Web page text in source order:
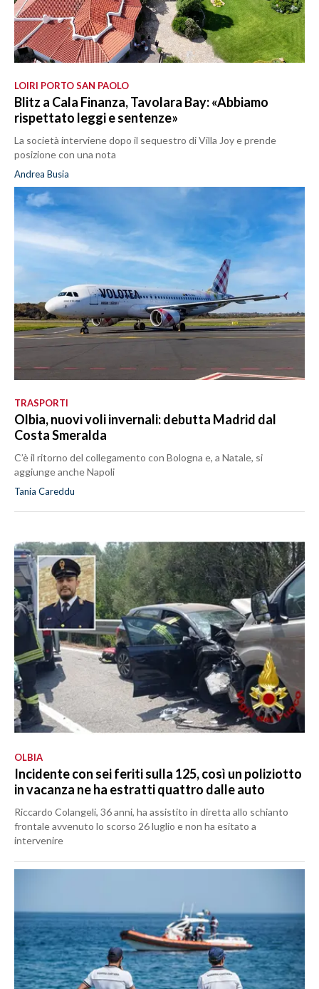
LOIRI PORTO SAN PAOLO
Blitz a Cala Finanza, Tavolara Bay: «Abbiamo
rispettato leggi e sentenze»
La società interviene dopo il sequestro di Villa Joy e prende
posizione con una nota
Andrea Busia
TRASPORTI
Olbia, nuovi voli invernali: debutta Madrid dal
Costa Smeralda
C’è il ritorno del collegamento con Bologna e, a Natale, si
aggiunge anche Napoli
Tania Careddu
OLBIA
Incidente con sei feriti sulla 125, così un poliziotto
in vacanza ne ha estratti quattro dalle auto
Riccardo Colangeli, 36 anni, ha assistito in diretta allo schianto
frontale avvenuto lo scorso 26 luglio e non ha esitato a
intervenire